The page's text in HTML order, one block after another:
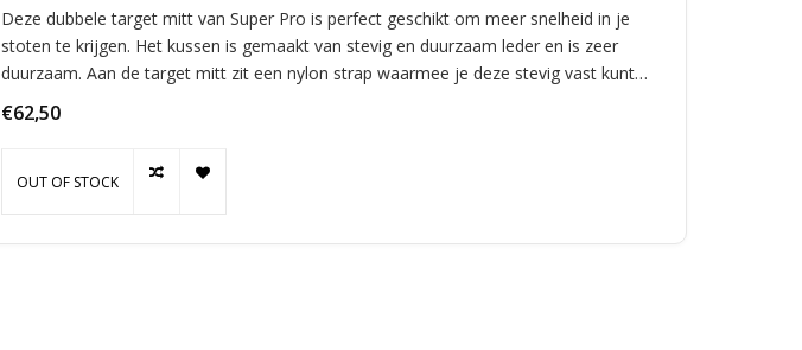
Deze dubbele target mitt van Super Pro is perfect geschikt om meer snelheid in je
stoten te krijgen. Het kussen is gemaakt van stevig en duurzaam leder en is zeer
duurzaam. Aan de target mitt zit een nylon strap waarmee je deze stevig vast kunt
houden. De
€62,50
OUT OF STOCK